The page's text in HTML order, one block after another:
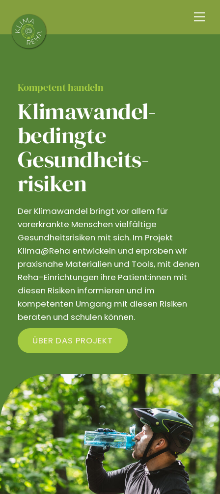
content
Kompetent handeln
Klimawandel­
bedingte
Gesundheits­
risiken
Der Klimawandel bringt vor allem für
vorerkrankte Menschen vielfältige
Gesundheitsrisiken mit sich. Im Projekt
Klima@Reha entwickeln und erproben wir
praxisnahe Materialien und Tools, mit denen
Reha-Einrichtungen ihre Patient:innen mit
diesen Risiken informieren und im
kompetenten Umgang mit diesen Risiken
beraten und schulen können.
ÜBER DAS PROJEKT